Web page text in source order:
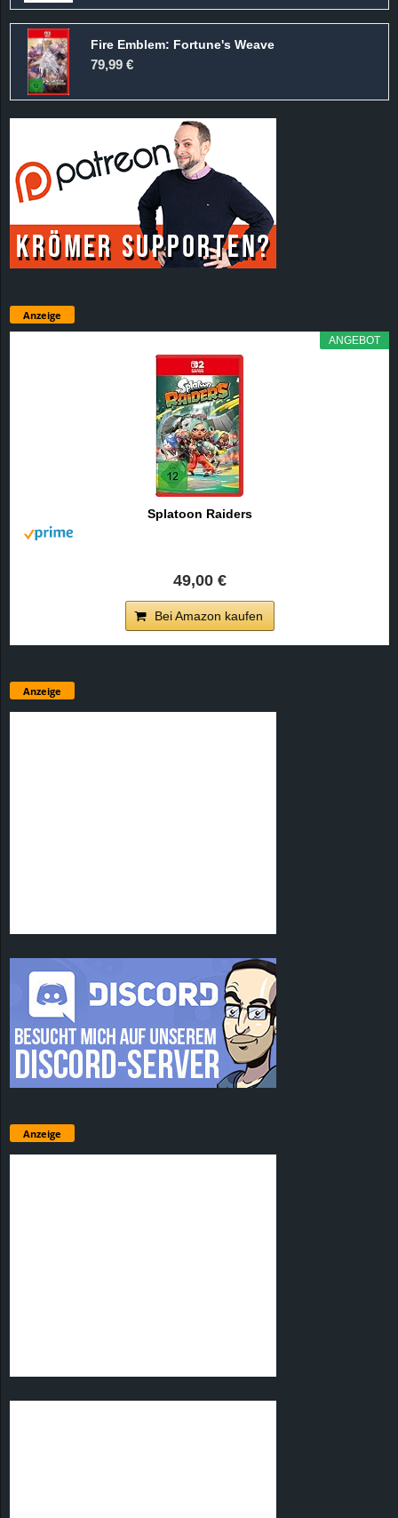
Fire Emblem: Fortune's Weave
79,99 €
Anzeige
ANGEBOT
Splatoon Raiders
49,00 €
Bei Amazon kaufen
Anzeige
Anzeige